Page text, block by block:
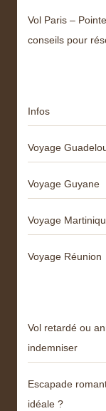
Vol Paris –
conseils pour
Infos
Voyage
Voyage Guyane
Voyage
Voyage Réunion
Vol retardé ou
indemniser
Escapade
idéale ?